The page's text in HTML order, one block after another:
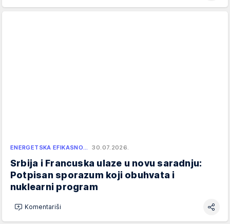
ENERGETSKA EFIKASNO… 30.07.2026.
Srbija i Francuska ulaze u novu saradnju:
Potpisan sporazum koji obuhvata i
nuklearni program
Komentariši